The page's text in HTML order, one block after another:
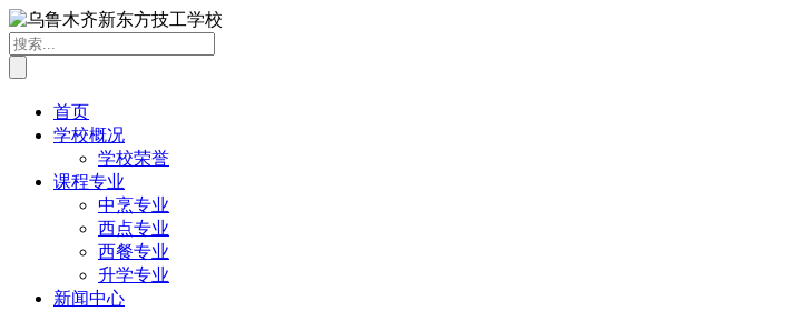
首页
学校概况
学校荣誉
课程专业
中烹专业
西点专业
西餐专业
升学专业
新闻中心